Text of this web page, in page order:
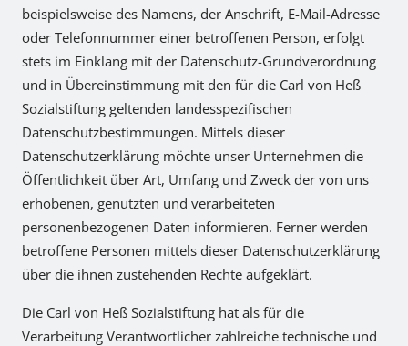
beispielsweise des Namens, der Anschrift, E-Mail-Adresse
oder Telefonnummer einer betroffenen Person, erfolgt
stets im Einklang mit der Datenschutz-Grundverordnung
und in Übereinstimmung mit den für die Carl von Heß
Sozialstiftung geltenden landesspezifischen
Datenschutzbestimmungen. Mittels dieser
Datenschutzerklärung möchte unser Unternehmen die
Öffentlichkeit über Art, Umfang und Zweck der von uns
erhobenen, genutzten und verarbeiteten
personenbezogenen Daten informieren. Ferner werden
betroffene Personen mittels dieser Datenschutzerklärung
über die ihnen zustehenden Rechte aufgeklärt.
Die Carl von Heß Sozialstiftung hat als für die
Verarbeitung Verantwortlicher zahlreiche technische und